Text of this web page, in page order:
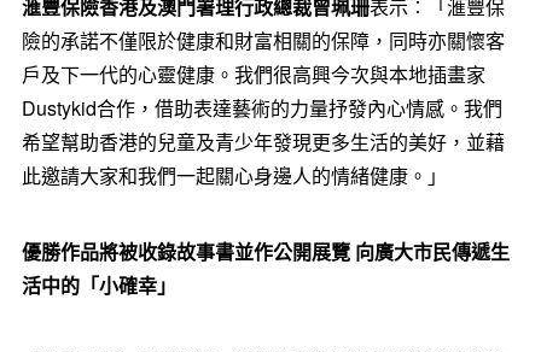
滙豐保險香港及澳門署理行政總裁曾珮珊表示︰「滙豐保
險的承諾不僅限於健康和財富相關的保障，同時亦關懷客
戶及下一代的心靈健康。我們很高興今次與本地插畫家
Dustykid合作，借助表達藝術的力量抒發內心情感。我們
希望幫助香港的兒童及青少年發現更多生活的美好，並藉
此邀請大家和我們一起關心身邊人的情緒健康。」
優勝作品將被收錄故事書並作公開展覽 向廣大市民傳遞生
活中的「小確幸」